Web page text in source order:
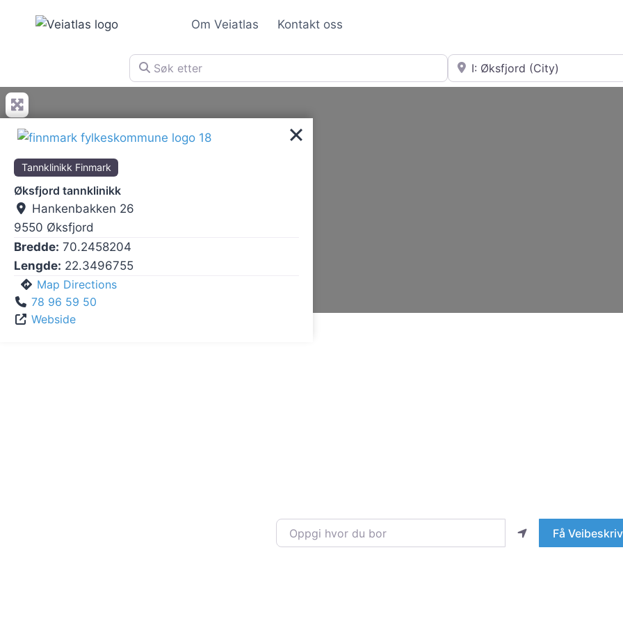
Om Veiatlas Kontakt oss
Søk etter Nær
Oppgi hvor du bor Få
Tannklinikk Finmark
Øksfjord tannklinikk
Hankenbakken 26
9550 Øksfjord
Bredde: 70.2458204
Lengde: 22.3496755
Map Directions
78 96 59 50
Webside